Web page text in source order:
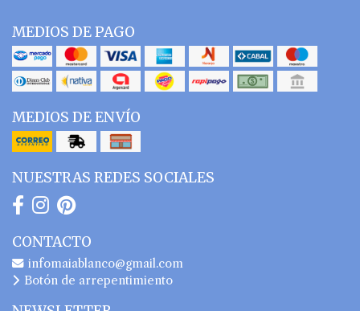
MEDIOS DE PAGO
MEDIOS DE ENVÍO
NUESTRAS REDES SOCIALES
CONTACTO
infomaiablanco@gmail.com
Botón de arrepentimiento